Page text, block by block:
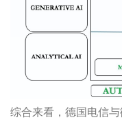
综合来看，德国电信